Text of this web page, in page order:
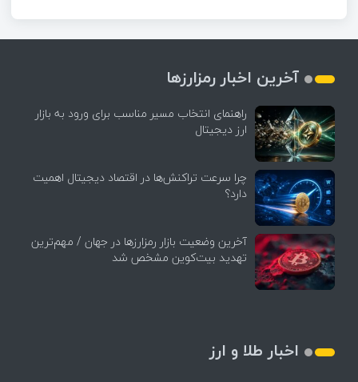
آخرین اخبار رمزارزها
راهنمای انتخاب مسیر مناسب برای ورود به بازار
ارز دیجیتال
چرا سرعت تراکنش‌ها در اقتصاد دیجیتال اهمیت
دارد؟
آخرین وضعیت بازار رمزارزها در جهان / مهم‌ترین
تهدید بیت‌کوین مشخص شد
اخبار طلا و ارز